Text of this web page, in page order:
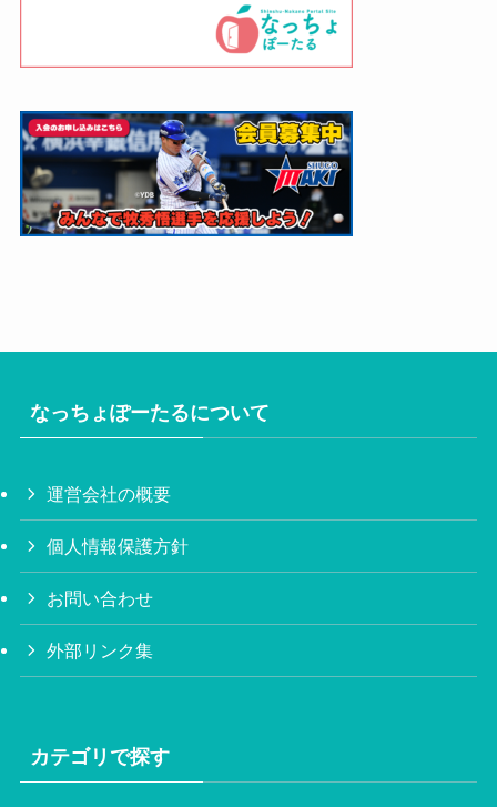
なっちょぽーたるについて
運営会社の概要
個人情報保護方針
お問い合わせ
外部リンク集
カテゴリで探す